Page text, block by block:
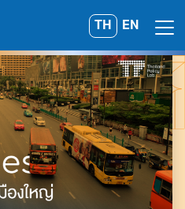
TH EN